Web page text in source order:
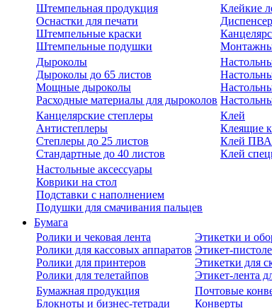
Штемпельная продукция
Оснастки для печати
Штемпельные краски
Штемпельные подушки
Клейкие
Дыроколы
Дыроколы до 65 листов
Мощные дыроколы
Расходные материалы для дыроколов
Канцелярские степлеры
Антистеплеры
Степлеры до 25 листов
Стандартные до 40 листов
Клей
Клеящие
Клей ПВА
Клей
Настольные аксессуары
Коврики на стол
Подставки с наполнением
Подушки для смачивания пальцев
Бумага
Ролики и чековая лента
Ролики для кассовых аппаратов
Ролики для принтеров
Ролики для телетайпов
Этикетки и
Этикет-
Этикетки для
Этикет-лента
Бумажная продукция
Блокноты и бизнес-тетради
Почтовые
Конверты